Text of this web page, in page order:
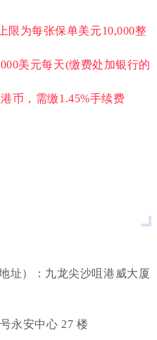
上限为每张保单美元10,000整
美元每天(缴费处加银行的
币，需缴1.45%手续费
址）： 九龙尖沙咀港威大厦
永安中心 27 楼